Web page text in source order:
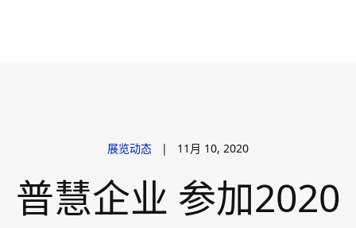
展览动态 | 11月 10, 2020
普慧企业 参加2020